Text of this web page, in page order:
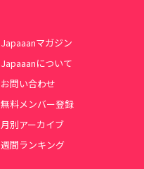
Japaaanマガジン
Japaaanについて
お問い合わせ
無料メンバー登録
月別アーカイブ
週間ランキング